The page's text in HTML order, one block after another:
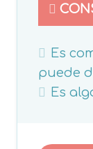
Es
puede
Es